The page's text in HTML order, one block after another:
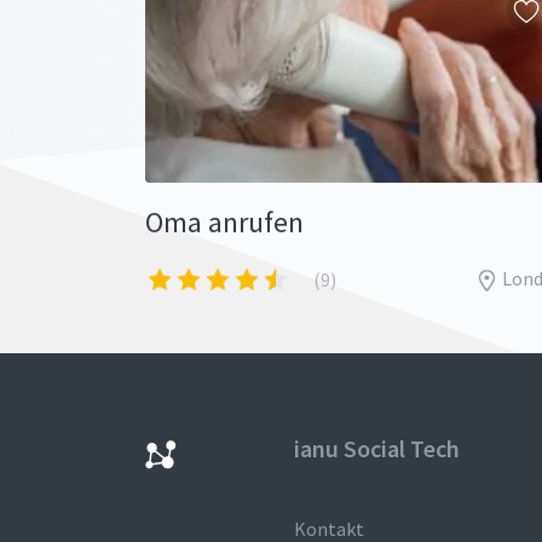
Oma anrufen
(9)
ianu Social Tech
Kontakt